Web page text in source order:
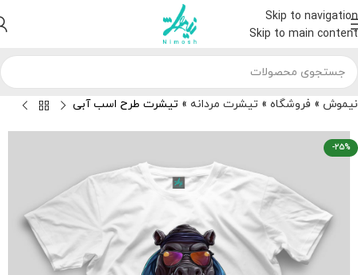
Skip to navigation
Skip to main content
نیموش » فروشگاه » تیشرت مردانه » تیشرت طرح اسب آبی
-25%